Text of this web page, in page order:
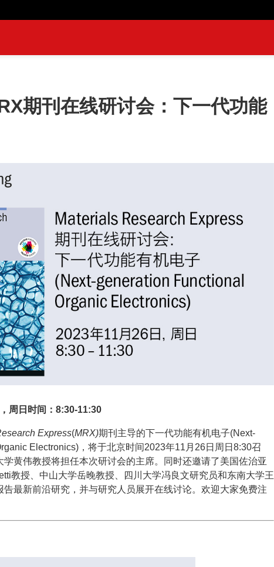
期刊在线研讨会：下一代功能
周日 时间：8:30-11:30
Express(MRX)期刊主导的下一代功能有机电子(Next-
Electronics)，将于北京时间2023年11月26日周日8:30召
黄伟教授将担任本次研讨会的主席。同时还邀请了美国佐治亚
教授、中山大学岳晚教授、四川大学冯良文研究员和东南大学王
最新前沿研究，并与研究人员展开在线讨论。欢迎大家免费注